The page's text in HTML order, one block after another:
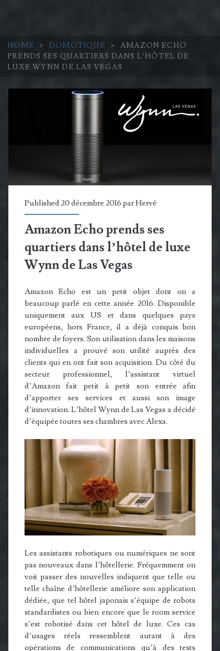
HOME > DOMOTIQUE >
AMAZON ECHO
PRENDS SES QUARTIERS DANS L’HÔTEL DE
LUXE WYNN DE LAS VEGAS
Published 20 décembre 2016 parHervé
Amazon Echo prends ses
quartiers dans l’hôtel de luxe
Wynn de Las Vegas
Amazon Echo est un petit objet dont on a
beaucoup parlé en cette année 2016. Disponible
uniquement aux US et dans quelques pays
européens, hors France, il a déjà conquis bon
nombre de foyers. Son utilisation dans les maisons
individuelles a prouvé son utilité auprès des
clients qui en ont fait son acquisition. Du côté du
secteur professionnel, l’assistant virtuel
d’Amazon fait petit à petit son entrée afin
d’apporter ses services et aussi son image
d’innovation. L’hôtel Wynn de Las Vegas a décidé
d’équipée toutes ses chambres avec Alexa.
Les assistants robotiques ou numériques ne sont
pas nouveaux dans l’hôtellerie. Fréquemment on
voit passer des nouvelles indiquent que telle ou
telle chaîne d’hôtellerie améliore son application
dédiée, que tel hôtel japonais s’équipe de robots
standardistes ou bien encore que le room service
s’est robotisé dans cet hôtel de luxe. Ces cas
d’usages réels ressemblent autant à des
opérations de communications qu’à des tests